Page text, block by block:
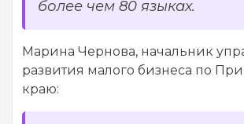
более чем 80 языках.
Марина Чернова, начальник
развития малого бизнеса по
краю: